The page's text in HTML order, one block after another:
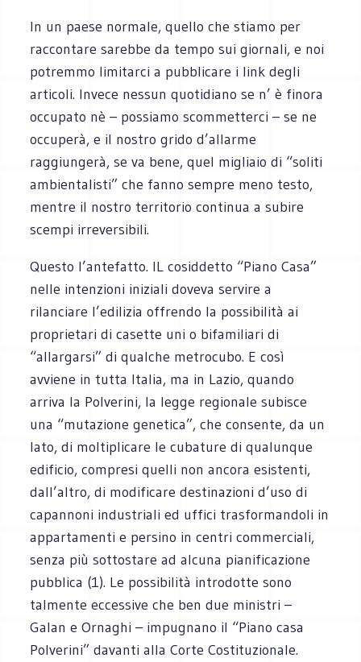
In un paese normale, quello che stiamo per
raccontare sarebbe da tempo sui giornali, e noi
potremmo limitarci a pubblicare i link degli
articoli. Invece nessun quotidiano se n’ è finora
occupato nè – possiamo scommetterci – se ne
occuperà, e il nostro grido d’allarme
raggiungerà, se va bene, quel migliaio di “soliti
ambientalisti” che fanno sempre meno testo,
mentre il nostro territorio continua a subire
scempi irreversibili.
Questo l’antefatto. IL cosiddetto “Piano Casa”
nelle intenzioni iniziali doveva servire a
rilanciare l’edilizia offrendo la possibilità ai
proprietari di casette uni o bifamiliari di
“allargarsi” di qualche metrocubo. E così
avviene in tutta Italia, ma in Lazio, quando
arriva la Polverini, la legge regionale subisce
una “mutazione genetica”, che consente, da un
lato, di moltiplicare le cubature di qualunque
edificio, compresi quelli non ancora esistenti,
dall’altro, di modificare destinazioni d’uso di
capannoni industriali ed uffici trasformandoli in
appartamenti e persino in centri commerciali,
senza più sottostare ad alcuna pianificazione
pubblica (1). Le possibilità introdotte sono
talmente eccessive che ben due ministri –
Galan e Ornaghi – impugnano il “Piano casa
Polverini” davanti alla Corte Costituzionale.